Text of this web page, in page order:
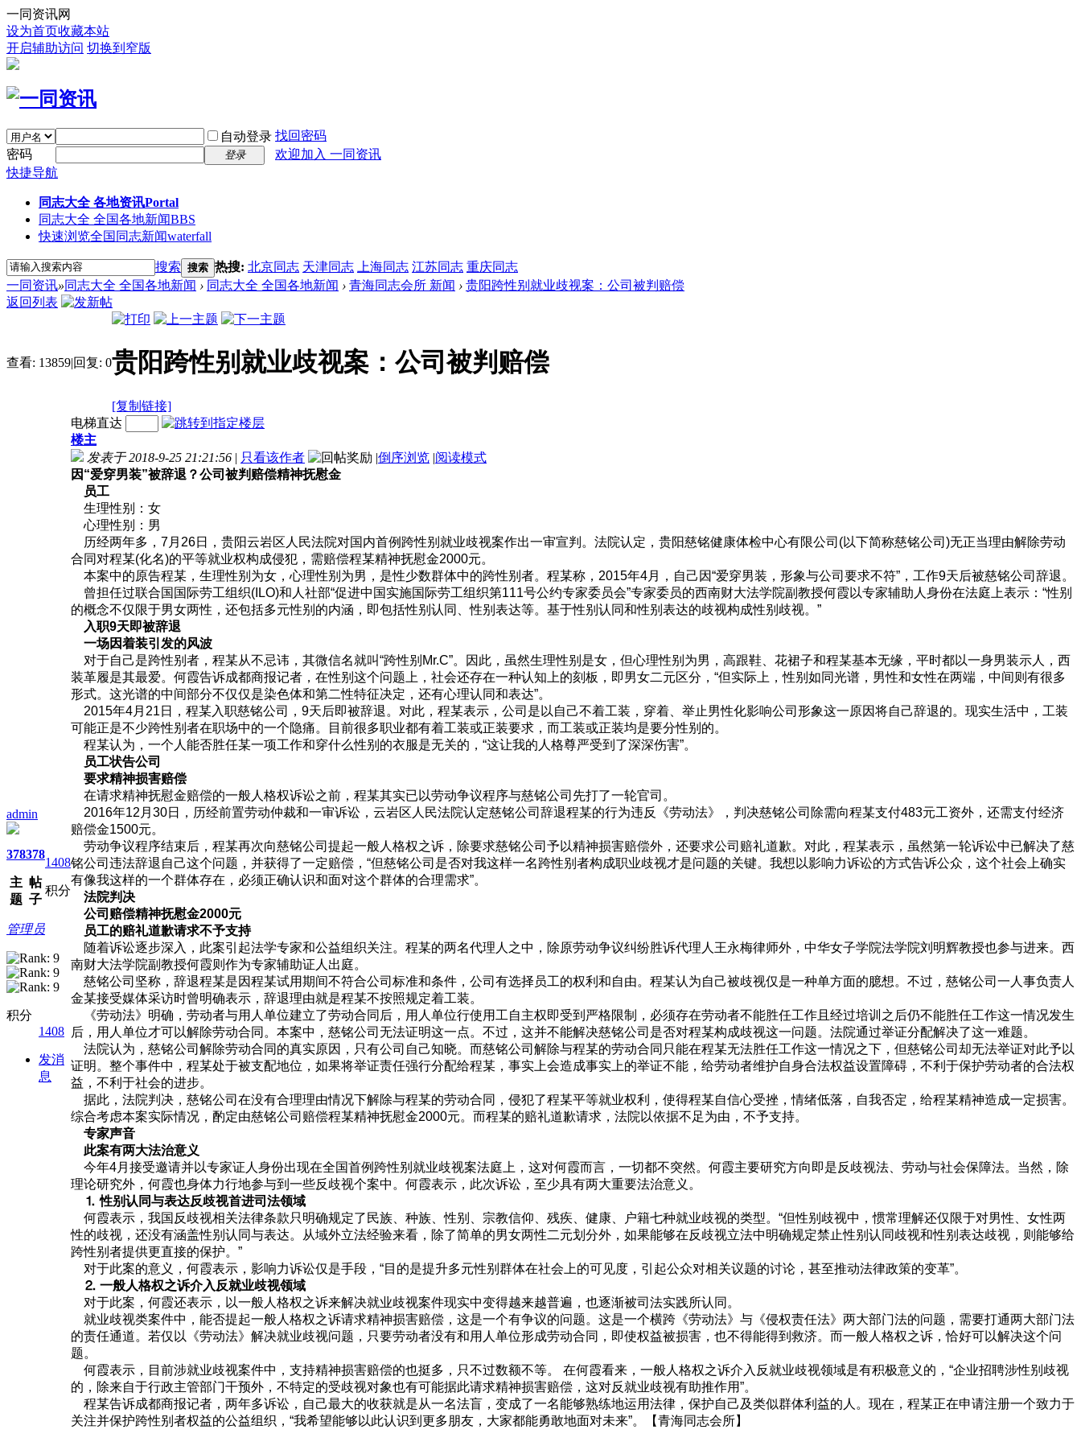
一同资讯网
设为首页收藏本站
开启辅助访问 切换到窄版
自动登录 找回密码
密码
登录
欢迎加入 一同资讯
快捷导航
同志大全 各地资讯Portal
同志大全 全国各地新闻BBS
快速浏览全国同志新闻waterfall
搜索 搜索 热搜: 北京同志 天津同志 上海同志 江苏同志 重庆同志
一同资讯»同志大全 全国各地新闻 › 同志大全 全国各地新闻 › 青海同志会所 新闻 › 贵阳跨性别就业歧视案：公司被判赔偿
返回列表
查看: 13859|回复: 0贵阳跨性别就业歧视案：公司被判赔偿
[复制链接]
admin
378
主
题
378
帖
子
1408
积分
管理员
积分
1408
发消
息
电梯直达
楼主
发表于 2018-9-25 21:21:56 | 只看该作者 |倒序浏览 |阅读模式
因“爱穿男装”被辞退？公司被判赔偿精神抚慰金
员工
生理性别：女
心理性别：男
历经两年多，7月26日，贵阳云岩区人民法院对国内首例跨性别就业歧视案作出一审宣判。法院认定，贵阳慈铭健康体检中心有限公司(以下简称慈铭公司)无正当理由解除劳动
合同对程某(化名)的平等就业权构成侵犯，需赔偿程某精神抚慰金2000元。
本案中的原告程某，生理性别为女，心理性别为男，是性少数群体中的跨性别者。程某称，2015年4月，自己因“爱穿男装，形象与公司要求不符”，工作9天后被慈铭公司辞退。
曾担任过联合国国际劳工组织(ILO)和人社部“促进中国实施国际劳工组织第111号公约专家委员会”专家委员的西南财大法学院副教授何霞以专家辅助人身份在法庭上表示：“性别
的概念不仅限于男女两性，还包括多元性别的内涵，即包括性别认同、性别表达等。基于性别认同和性别表达的歧视构成性别歧视。”
入职9天即被辞退
一场因着装引发的风波
对于自己是跨性别者，程某从不忌讳，其微信名就叫“跨性别Mr.C”。因此，虽然生理性别是女，但心理性别为男，高跟鞋、花裙子和程某基本无缘，平时都以一身男装示人，西
装革履是其最爱。何霞告诉成都商报记者，在性别这个问题上，社会还存在一种认知上的刻板，即男女二元区分，“但实际上，性别如同光谱，男性和女性在两端，中间则有很多
形式。这光谱的中间部分不仅仅是染色体和第二性特征决定，还有心理认同和表达”。
2015年4月21日，程某入职慈铭公司，9天后即被辞退。对此，程某表示，公司是以自己不着工装，穿着、举止男性化影响公司形象这一原因将自己辞退的。现实生活中，工装
可能正是不少跨性别者在职场中的一个隐痛。目前很多职业都有着工装或正装要求，而工装或正装均是要分性别的。
程某认为，一个人能否胜任某一项工作和穿什么性别的衣服是无关的，“这让我的人格尊严受到了深深伤害”。
员工状告公司
要求精神损害赔偿
在请求精神抚慰金赔偿的一般人格权诉讼之前，程某其实已以劳动争议程序与慈铭公司先打了一轮官司。
2016年12月30日，历经前置劳动仲裁和一审诉讼，云岩区人民法院认定慈铭公司辞退程某的行为违反《劳动法》，判决慈铭公司除需向程某支付483元工资外，还需支付经济
赔偿金1500元。
劳动争议程序结束后，程某再次向慈铭公司提起一般人格权之诉，除要求慈铭公司予以精神损害赔偿外，还要求公司赔礼道歉。对此，程某表示，虽然第一轮诉讼中已解决了慈
铭公司违法辞退自己这个问题，并获得了一定赔偿，“但慈铭公司是否对我这样一名跨性别者构成职业歧视才是问题的关键。我想以影响力诉讼的方式告诉公众，这个社会上确实
有像我这样的一个群体存在，必须正确认识和面对这个群体的合理需求”。
法院判决
公司赔偿精神抚慰金2000元
员工的赔礼道歉请求不予支持
随着诉讼逐步深入，此案引起法学专家和公益组织关注。程某的两名代理人之中，除原劳动争议纠纷胜诉代理人王永梅律师外，中华女子学院法学院刘明辉教授也参与进来。西
南财大法学院副教授何霞则作为专家辅助证人出庭。
慈铭公司坚称，辞退程某是因程某试用期间不符合公司标准和条件，公司有选择员工的权利和自由。程某认为自己被歧视仅是一种单方面的臆想。不过，慈铭公司一人事负责人
金某接受媒体采访时曾明确表示，辞退理由就是程某不按照规定着工装。
《劳动法》明确，劳动者与用人单位建立了劳动合同后，用人单位行使用工自主权即受到严格限制，必须存在劳动者不能胜任工作且经过培训之后仍不能胜任工作这一情况发生
后，用人单位才可以解除劳动合同。本案中，慈铭公司无法证明这一点。不过，这并不能解决慈铭公司是否对程某构成歧视这一问题。法院通过举证分配解决了这一难题。
法院认为，慈铭公司解除劳动合同的真实原因，只有公司自己知晓。而慈铭公司解除与程某的劳动合同只能在程某无法胜任工作这一情况之下，但慈铭公司却无法举证对此予以
证明。整个事件中，程某处于被支配地位，如果将举证责任强行分配给程某，事实上会造成事实上的举证不能，给劳动者维护自身合法权益设置障碍，不利于保护劳动者的合法权
益，不利于社会的进步。
据此，法院判决，慈铭公司在没有合理理由情况下解除与程某的劳动合同，侵犯了程某平等就业权利，使得程某自信心受挫，情绪低落，自我否定，给程某精神造成一定损害。
综合考虑本案实际情况，酌定由慈铭公司赔偿程某精神抚慰金2000元。而程某的赔礼道歉请求，法院以依据不足为由，不予支持。
专家声音
此案有两大法治意义
今年4月接受邀请并以专家证人身份出现在全国首例跨性别就业歧视案法庭上，这对何霞而言，一切都不突然。何霞主要研究方向即是反歧视法、劳动与社会保障法。当然，除
理论研究外，何霞也身体力行地参与到一些反歧视个案中。何霞表示，此次诉讼，至少具有两大重要法治意义。
⒈ 性别认同与表达反歧视首进司法领域
何霞表示，我国反歧视相关法律条款只明确规定了民族、种族、性别、宗教信仰、残疾、健康、户籍七种就业歧视的类型。“但性别歧视中，惯常理解还仅限于对男性、女性两
性的歧视，还没有涵盖性别认同与表达。从域外立法经验来看，除了简单的男女两性二元划分外，如果能够在反歧视立法中明确规定禁止性别认同歧视和性别表达歧视，则能够给
跨性别者提供更直接的保护。”
对于此案的意义，何霞表示，影响力诉讼仅是手段，“目的是提升多元性别群体在社会上的可见度，引起公众对相关议题的讨论，甚至推动法律政策的变革”。
⒉ 一般人格权之诉介入反就业歧视领域
对于此案，何霞还表示，以一般人格权之诉来解决就业歧视案件现实中变得越来越普遍，也逐渐被司法实践所认同。
就业歧视类案件中，能否提起一般人格权之诉请求精神损害赔偿，这是一个有争议的问题。这是一个横跨《劳动法》与《侵权责任法》两大部门法的问题，需要打通两大部门法
的责任通道。若仅以《劳动法》解决就业歧视问题，只要劳动者没有和用人单位形成劳动合同，即使权益被损害，也不得能得到救济。而一般人格权之诉，恰好可以解决这个问
题。
何霞表示，目前涉就业歧视案件中，支持精神损害赔偿的也挺多，只不过数额不等。 在何霞看来，一般人格权之诉介入反就业歧视领域是有积极意义的，“企业招聘涉性别歧视
的，除来自于行政主管部门干预外，不特定的受歧视对象也有可能据此请求精神损害赔偿，这对反就业歧视有助推作用”。
程某告诉成都商报记者，两年多诉讼，自己最大的收获就是从一名法盲，变成了一名能够熟练地运用法律，保护自己及类似群体利益的人。现在，程某正在申请注册一个致力于
关注并保护跨性别者权益的公益组织，“我希望能够以此认识到更多朋友，大家都能勇敢地面对未来”。【青海同志会所】